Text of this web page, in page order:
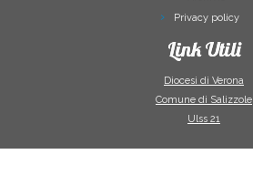
Privacy policy
Link Utili
Diocesi di Verona
Comune di Salizzole
Ulss 21